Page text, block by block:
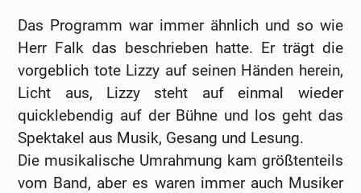
Das Programm war immer ähnlich und so wie
Herr Falk das beschrieben hatte. Er trägt die
vorgeblich tote Lizzy auf seinen Händen herein,
Licht aus, Lizzy steht auf einmal wieder
quicklebendig auf der Bühne und los geht das
Spektakel aus Musik, Gesang und Lesung.
Die musikalische Umrahmung kam größtenteils
vom Band, aber es waren immer auch Musiker